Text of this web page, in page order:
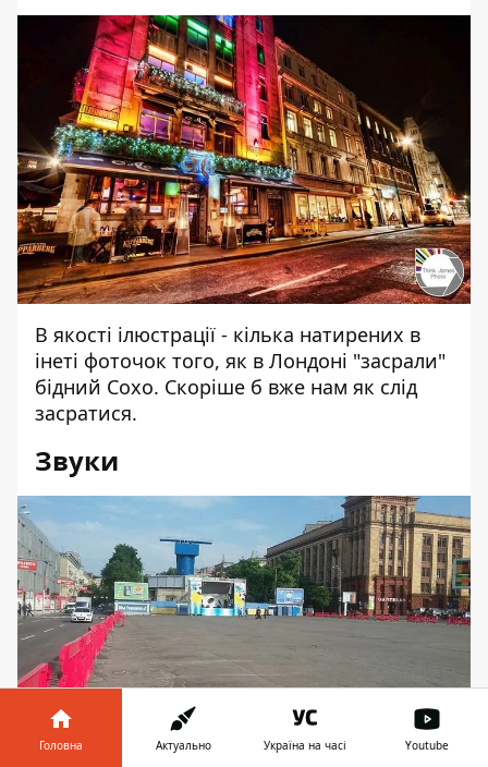
В якості ілюстрації - кілька натирених в
інеті фоточок того, як в Лондоні "засрали"
бідний Сохо. Скоріше б вже нам як слід
засратися.
Звуки
Головна Актуально Україна на часі Youtube